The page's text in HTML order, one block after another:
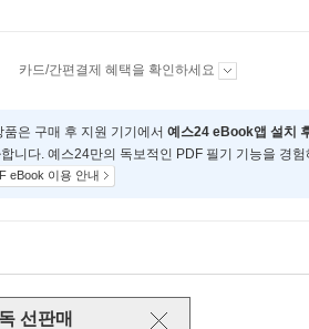
카드/간편결제 혜택을 확인하세요
품은 구매 후 지원 기기에서 예스24 eBook앱 설치
합니다. 예스24만의 독보적인 PDF 필기 기능을 경
eBook 이용 안내
선판매